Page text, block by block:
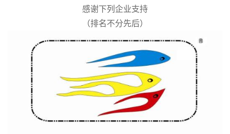
感谢下列企业支持
（排名不分先后）